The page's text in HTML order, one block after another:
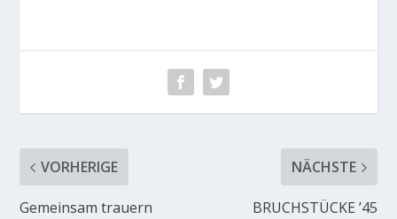
VORHERIGE
Gemeinsam trauern
NÄCHSTE
BRUCHSTÜCKE ’45